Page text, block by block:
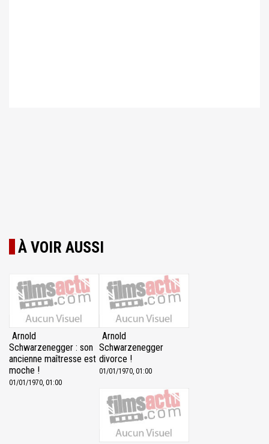
À VOIR AUSSI
Arnold
Schwarzenegger : son
ancienne maîtresse est
moche !
01/01/1970, 01:00
Arnold
Schwarzenegger
divorce !
01/01/1970, 01:00